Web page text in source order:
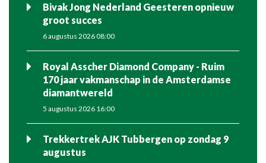
Bivak Jong Nederland Geesteren opnieuw
groot succes
6 augustus 2026 08:00
Royal Asscher Diamond Company - Ruim
170 jaar vakmanschap in de Amsterdamse
diamantwereld
5 augustus 2026 16:00
Trekkertrek AJK Tubbergen op zondag 9
augustus